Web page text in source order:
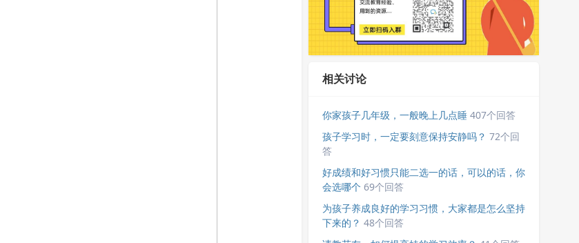
相关讨论
你家孩子几年级，一般晚上几点睡 407个回答
孩子学习时，一定要刻意保持安静吗？ 72个回
答
好成绩和好习惯只能二选一的话，可以的话，你
会选哪个 69个回答
为孩子养成良好的学习习惯，大家都是怎么坚持
下来的？ 48个回答